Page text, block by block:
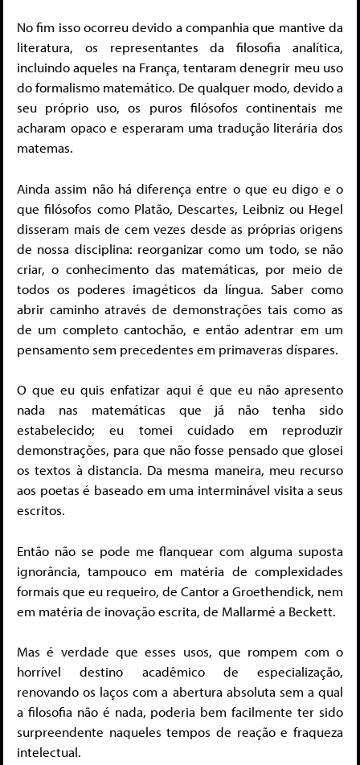
No fim isso ocorreu devido a companhia que mantive da
literatura, os representantes da filosofia analítica,
incluindo aqueles na França, tentaram denegrir meu uso
do formalismo matemático. De qualquer modo, devido a
seu próprio uso, os puros filósofos continentais me
acharam opaco e esperaram uma tradução literária dos
matemas.
Ainda assim não há diferença entre o que eu digo e o
que filósofos como Platão, Descartes, Leibniz ou Hegel
disseram mais de cem vezes desde as próprias origens
de nossa disciplina: reorganizar como um todo, se não
criar, o conhecimento das matemáticas, por meio de
todos os poderes imagéticos da língua. Saber como
abrir caminho através de demonstrações tais como as
de um completo cantochão, e então adentrar em um
pensamento sem precedentes em primaveras díspares.
O que eu quis enfatizar aqui é que eu não apresento
nada nas matemáticas que já não tenha sido
estabelecido; eu tomei cuidado em reproduzir
demonstrações, para que não fosse pensado que glosei
os textos à distancia. Da mesma maneira, meu recurso
aos poetas é baseado em uma interminável visita a seus
escritos.
Então não se pode me flanquear com alguma suposta
ignorância, tampouco em matéria de complexidades
formais que eu requeiro, de Cantor a Groethendick, nem
em matéria de inovação escrita, de Mallarmé a Beckett.
Mas é verdade que esses usos, que rompem com o
horrível destino acadêmico de especialização,
renovando os laços com a abertura absoluta sem a qual
a filosofia não é nada, poderia bem facilmente ter sido
surpreendente naqueles tempos de reação e fraqueza
intelectual.